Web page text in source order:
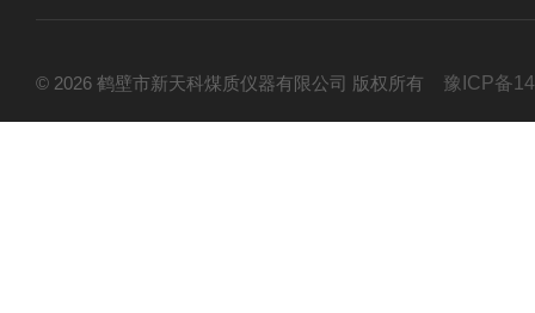
© 2026 鹤壁市新天科煤质仪器有限公司 版权所有 豫ICP备